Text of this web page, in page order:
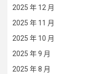
2025 年 12 月
2025 年 11 月
2025 年 10 月
2025 年 9 月
2025 年 8 月